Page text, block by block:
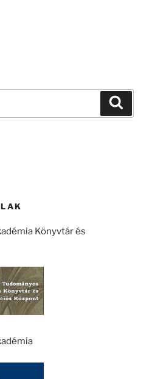
Könyvtár és